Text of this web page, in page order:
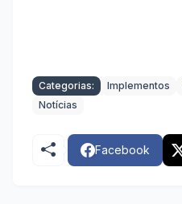
Categorias: Implementos
Notícias
Facebook